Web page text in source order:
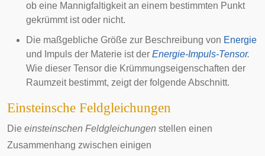
ob eine Mannigfaltigkeit an einem bestimmten Punkt
gekrümmt ist oder nicht.
Die maßgebliche Größe zur Beschreibung von Energie
und
Impuls der Materie ist der Energie-Impuls-Tensor.
Wie dieser Tensor die Krümmungseigenschaften der
Raumzeit bestimmt, zeigt der folgende Abschnitt.
Einsteinsche Feldgleichungen
Die einsteinschen Feldgleichungen stellen einen
Zusammenhang zwischen einigen